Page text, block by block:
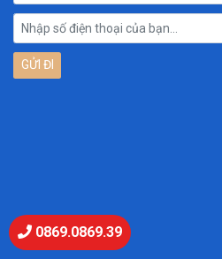
0869.0869.39